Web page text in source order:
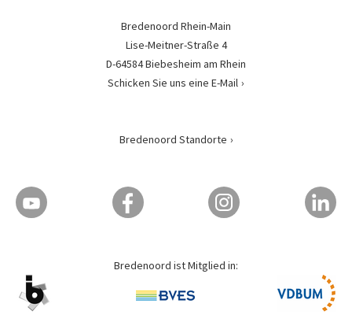
Bredenoord Rhein-Main
Lise-Meitner-Straße 4
D-64584 Biebesheim am Rhein
Schicken Sie uns eine E-Mail
Bredenoord Standorte
Bredenoord ist Mitglied in: